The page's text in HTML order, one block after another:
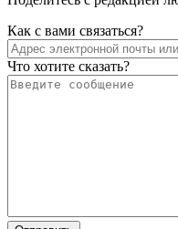
Как с вами связаться?
Что хотите сказать?